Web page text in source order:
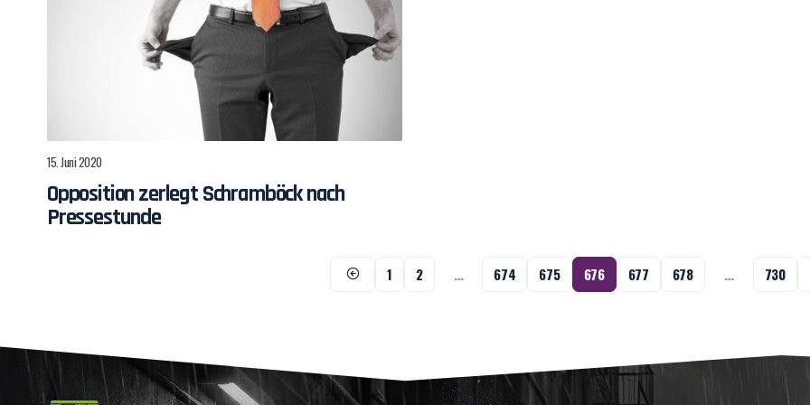
15. Juni 2020
Opposition zerlegt Schramböck nach
Pressestunde
1 2 … 674 675 676 677 678 … 730